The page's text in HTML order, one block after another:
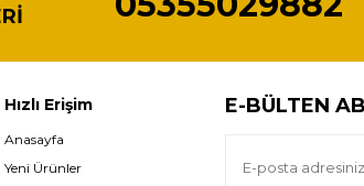
Hızlı Erişim
Anasayfa
Yeni Ürünler
E-BÜLTEN